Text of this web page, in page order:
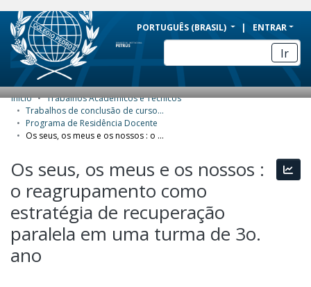
BRAZIL
Simplifique!
Comunica BR
Participe
Acesso à informação
Legislação
PORTUGUÊS (BRASIL) ENTRAR
Ir
COMUNIDADES E COLEÇÕES
NAVEGAR
ESTATÍSTICAS
SOBRE
Início
Trabalhos Acadêmicos e Técnicos
Trabalhos de conclusão de curso de Especialização
Programa de Residência Docente
Os seus, os meus e os nossos : o reagrupamento como estratégia de recuperação paralela em uma turma de 3o. ano
Os seus, os meus e os nossos :
o reagrupamento como
estratégia de recuperação
paralela em uma turma de 3o.
ano